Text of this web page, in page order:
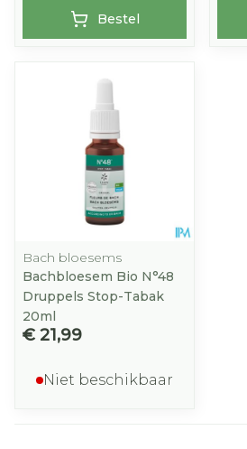
Bestel
Bach bloesems
Bachbloesem Bio N°48
Druppels Stop-Tabak
20ml
€ 21,99
Niet beschikbaar